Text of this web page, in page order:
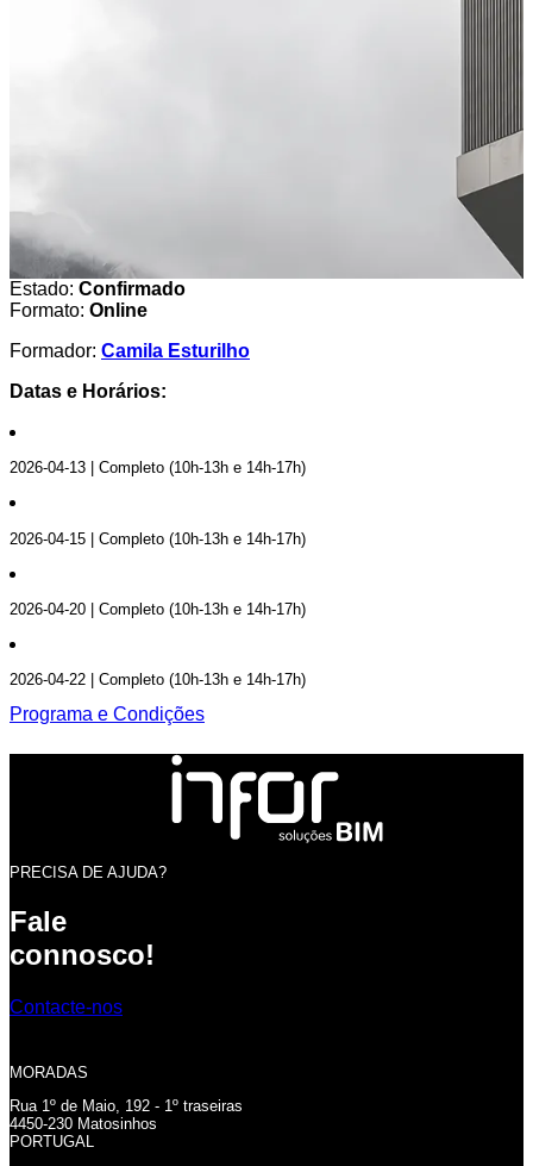
Estado: Confirmado
Formato: Online
Formador: Camila Esturilho
Datas e Horários:
2026-04-13 | Completo (10h-13h e 14h-17h)
2026-04-15 | Completo (10h-13h e 14h-17h)
2026-04-20 | Completo (10h-13h e 14h-17h)
2026-04-22 | Completo (10h-13h e 14h-17h)
Programa e Condições
PRECISA DE AJUDA?
Fale
connosco!
Contacte-nos
MORADAS
Rua 1º de Maio, 192 - 1º traseiras
4450-230 Matosinhos
PORTUGAL